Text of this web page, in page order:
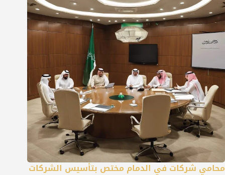
محامي شركات في الدمام مختص بتأسيس الشركات